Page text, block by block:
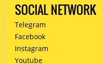
SOCIAL NETWORK
Telegram
Facebook
Instagram
Youtube